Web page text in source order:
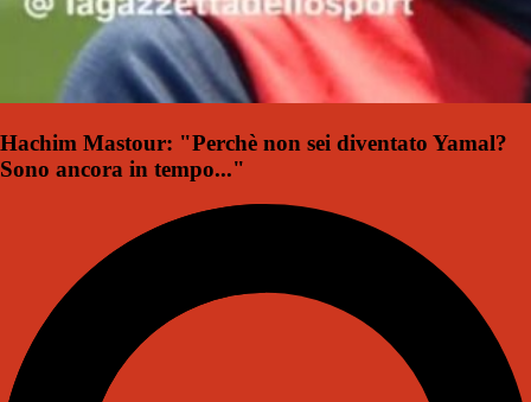
Hachim Mastour: "Perchè non sei diventato Yamal?
Sono ancora in tempo..."